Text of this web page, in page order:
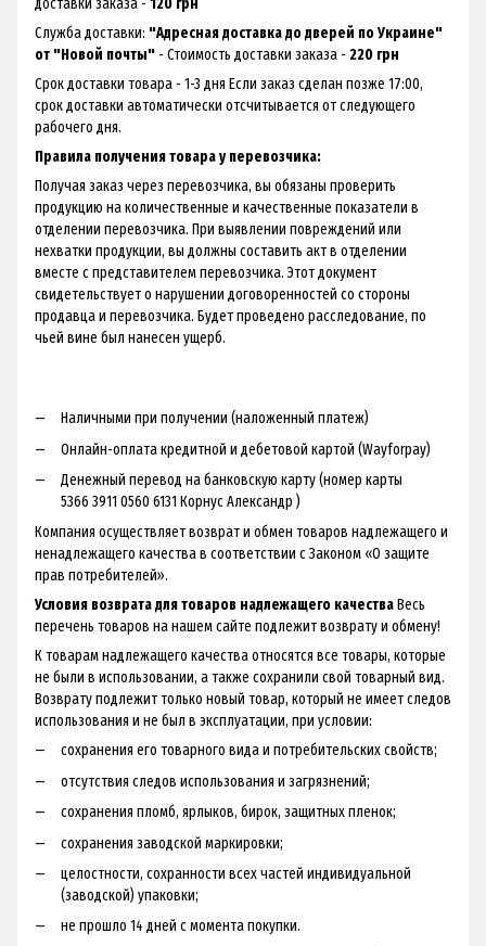
доставки заказа - 120 грн
Служба доставки: "Адресная доставка до дверей по Украине"
от "Новой почты" - Стоимость доставки заказа - 220 грн
Срок доставки товара - 1-3 дня Если заказ сделан позже 17:00,
срок доставки автоматически отсчитывается от следующего
рабочего дня.
Правила получения товара у перевозчика:
Получая заказ через перевозчика, вы обязаны проверить
продукцию на количественные и качественные показатели в
отделении перевозчика. При выявлении повреждений или
нехватки продукции, вы должны составить акт в отделении
вместе с представителем перевозчика. Этот документ
свидетельствует о нарушении договоренностей со стороны
продавца и перевозчика. Будет проведено расследование, по
чьей вине был нанесен ущерб.
Наличными при получении (наложенный платеж)
Онлайн-оплата кредитной и дебетовой картой (Wayforpay)
Денежный перевод на банковскую карту (номер карты
5366 3911 0560 6131 Корнус Александр )
Компания осуществляет возврат и обмен товаров надлежащего и
ненадлежащего качества в соответствии с Законом «О защите
прав потребителей».
Условия возврата для товаров надлежащего качестваВесь
перечень товаров на нашем сайте подлежит возврату и обмену!
К товарам надлежащего качества относятся все товары, которые
не были в использовании, а также сохранили свой товарный вид.
Возврату подлежит только новый товар, который не имеет следов
использования и не был в эксплуатации, при условии:
сохранения его товарного вида и потребительских свойств;
отсутствия следов использования и загрязнений;
сохранения пломб, ярлыков, бирок, защитных пленок;
сохранения заводской маркировки;
целостности, сохранности всех частей индивидуальной
(заводской) упаковки;
не прошло 14 дней с момента покупки.